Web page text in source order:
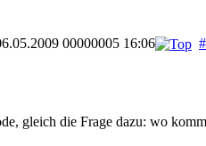
00000005 16:06
gleich die Frage dazu: wo